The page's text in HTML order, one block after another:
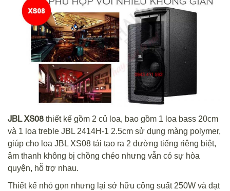
JBL XS08 thiết kế gồm 2 củ loa, bao gồm 1 loa bass 20cm
và 1 loa treble JBL 2414H-1 2.5cm sử dụng màng polymer,
giúp cho loa JBL XS08 tái tạo ra 2 đường tiếng riêng biệt,
âm thanh không bị chồng chéo nhưng vẫn có sự hòa
quyện, hỗ trợ nhau.
Thiết kế nhỏ gọn nhưng lại sở hữu công suất 250W và đạt